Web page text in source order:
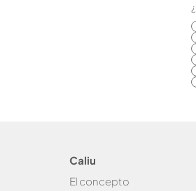
Caliu
El concepto